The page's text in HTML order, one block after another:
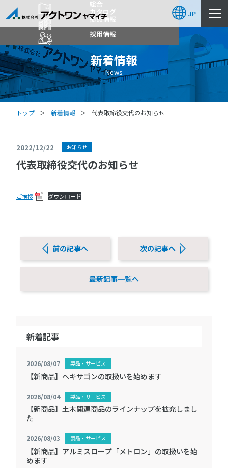
総合
カタログ
拠点情報
採用情報
JP
新着情報
News
トップ 新着情報 代表取締役交代のお知らせ
2022/12/22 お知らせ
代表取締役交代のお知らせ
ご挨拶 ダウンロード
前の記事へ
最新記事一覧へ
次の記事へ
新着記事
2026/08/07 製品・サービス
【新商品】ヘキサゴンの取扱いを始めます
2026/08/04 製品・サービス
【新商品】土木関連商品のラインナップを拡充しまし
た
2026/08/03 製品・サービス
【新商品】アルミスロープ「メトロン」の取扱いを始
めます